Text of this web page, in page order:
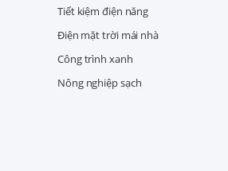
Tiết kiệm điện năng
Điện mặt trời mái nhà
Công trình xanh
Nông nghiệp sạch